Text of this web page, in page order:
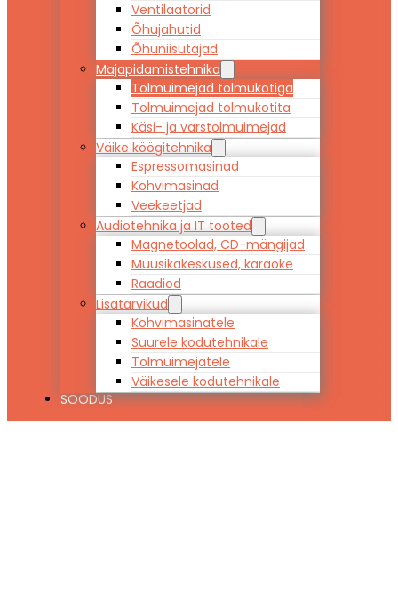
Ventilaatorid
Õhujahutid
Õhuniisutajad
Majapidamistehnika
Tolmuimejad tolmukotiga
Tolmuimejad tolmukotita
Käsi- ja varstolmuimejad
Väike köögitehnika
Espressomasinad
Kohvimasinad
Veekeetjad
Audiotehnika ja IT tooted
Magnetoolad, CD-mängijad
Muusikakeskused, karaoke
Raadiod
Lisatarvikud
Kohvimasinatele
Suurele kodutehnikale
Tolmuimejatele
Väikesele kodutehnikale
SOODUS